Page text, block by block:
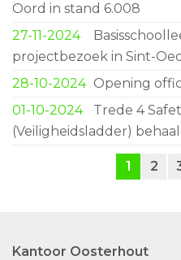
Oord in stand 6.008
27-11-2024
projectbezoek in Sint-
28-10-2024 Opening
01-10-2024
Trede 4
(Veiligheidsladder)
1 2
Kantoor Oosterhout